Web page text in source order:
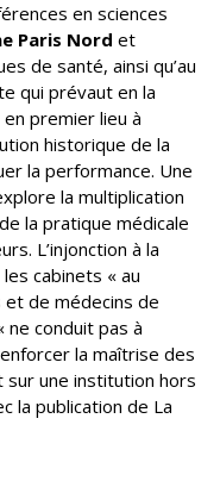
en sciences
Paris Nord et
de santé, ainsi qu’au
qui prévaut en la
premier lieu à
historique de la
la performance. Une
la multiplication
la pratique médicale
L’injonction à la
cabinets « au
de médecins de
ne conduit pas à
la maîtrise des
sur une institution hors
la publication de La